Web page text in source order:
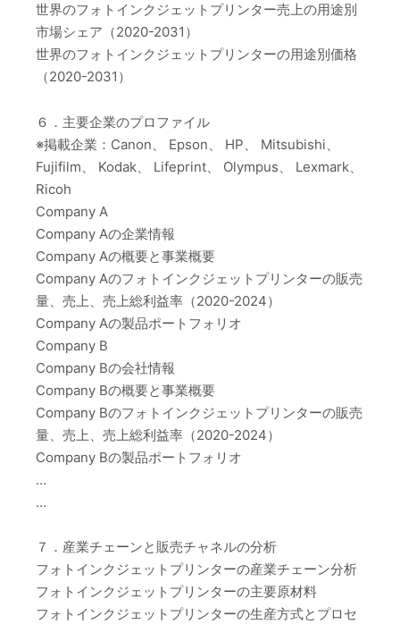
世界のフォトインクジェットプリンター売上の用途別
市場シェア（2020-2031）
世界のフォトインクジェットプリンターの用途別価格
（2020-2031）
６．主要企業のプロファイル
※掲載企業：Canon、 Epson、 HP、 Mitsubishi、
Fujifilm、 Kodak、 Lifeprint、 Olympus、 Lexmark、
Ricoh
Company A
Company Aの企業情報
Company Aの概要と事業概要
Company Aのフォトインクジェットプリンターの販売
量、売上、売上総利益率（2020-2024）
Company Aの製品ポートフォリオ
Company B
Company Bの会社情報
Company Bの概要と事業概要
Company Bのフォトインクジェットプリンターの販売
量、売上、売上総利益率（2020-2024）
Company Bの製品ポートフォリオ
…
…
７．産業チェーンと販売チャネルの分析
フォトインクジェットプリンターの産業チェーン分析
フォトインクジェットプリンターの主要原材料
フォトインクジェットプリンターの生産方式とプロセ